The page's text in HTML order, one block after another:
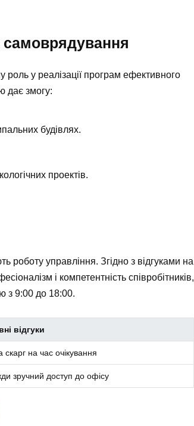
самоврядування
роль у реалізації програм ефективного
дає змогу:
будівлях.
проектів.
роботу управління. Згідно з відгуками на
і компетентність співробітників,
з 9:00 до 18:00.
відгуки
скарг на час очікування
зручний доступ до офісу